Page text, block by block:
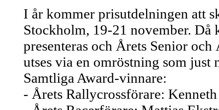
I år kommer prisutdelningen att
Stockholm, 19-21 november.
presenteras och Årets Senior
utses via en omröstning som just
Samtliga Award-vinnare:
- Årets Rallycrossförare: